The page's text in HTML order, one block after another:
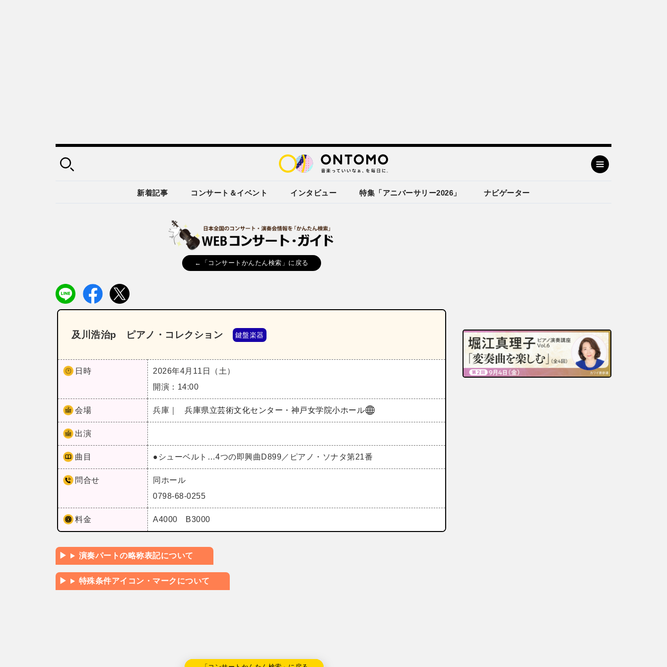
新着記事 コンサート＆イベント インタビュー 特集「アニバーサリー2026」 ナビゲーター
←「コンサートかんたん検索」に戻る
及川浩治p ピアノ・コレクション 鍵盤楽器
日時
2026年4月11日（土）
開演：14:00
会場 兵庫｜ 兵庫県立芸術文化センター・神戸女学院小ホール
出演
曲目 ●シューベルト…4つの即興曲D899／ピアノ・ソナタ第21番
問合せ
同ホール
0798-68-0255
料金 A4000 B3000
演奏パートの略称表記について
特殊条件アイコン・マークについて